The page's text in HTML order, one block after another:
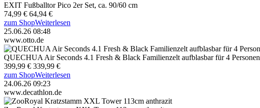
EXIT Fußballtor Pico 2er Set, ca. 90/60 cm
74,99 € 64,94 €
zum ShopWeiterlesen
25.06.26 08:48
www.otto.de
QUECHUA Air Seconds 4.1 Fresh & Black Familienzelt aufblasbar für 4 Personen
399,99 € 339,99 €
zum ShopWeiterlesen
24.06.26 09:23
www.decathlon.de